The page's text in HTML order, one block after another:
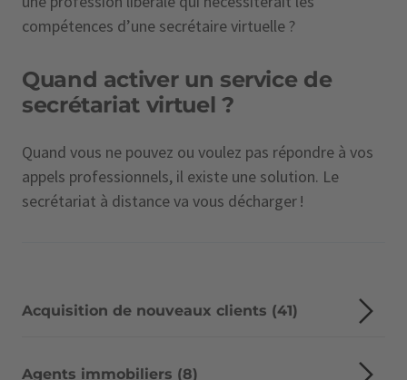
compétences d’une secrétaire virtuelle ?
Quand activer un service de
secrétariat virtuel ?
Quand vous ne pouvez ou voulez pas répondre à vos
appels professionnels, il existe une solution. Le
secrétariat à distance va vous décharger !
Acquisition de nouveaux clients (41)
Agents immobiliers (8)